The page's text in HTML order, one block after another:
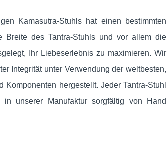
Kamasutra-Stuhls hat einen bestimmten
des Tantra-Stuhls und vor allem die
Ihr Liebeserlebnis zu maximieren. Wir
Integrität unter Verwendung der weltbesten,
Komponenten hergestellt. Jeder Tantra-Stuhl
unserer Manufaktur sorgfältig von Hand